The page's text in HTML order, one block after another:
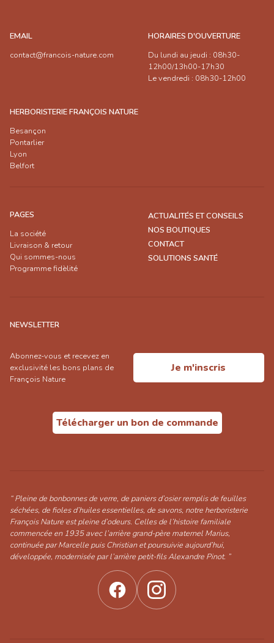
EMAIL
contact@francois-nature.com
HORAIRES D'OUVERTURE
Du lundi au jeudi : 08h30-
12h00/13h00-17h30
Le vendredi : 08h30-12h00
HERBORISTERIE FRANÇOIS NATURE
Besançon
Pontarlier
Lyon
Belfort
PAGES
La société
Livraison & retour
Qui sommes-nous
Programme fidèlité
ACTUALITÉS ET CONSEILS
NOS BOUTIQUES
CONTACT
SOLUTIONS SANTÉ
NEWSLETTER
Abonnez-vous et recevez en
exclusivité les bons plans de
François Nature
Je m'inscris
Télécharger un bon de commande
“ Pleine de bonbonnes de verre, de paniers d’osier remplis de feuilles
séchées, de fioles d’huiles essentielles, de savons, notre herboristerie
François Nature est pleine d’odeurs. Celles de l’histoire familiale
commencée en 1935 avec l’arrière grand-père maternel Marius,
continuée par Marcelle puis Christian et poursuivie aujourd’hui,
développée, modernisée par l’arrière petit-fils Alexandre Pinot. ”